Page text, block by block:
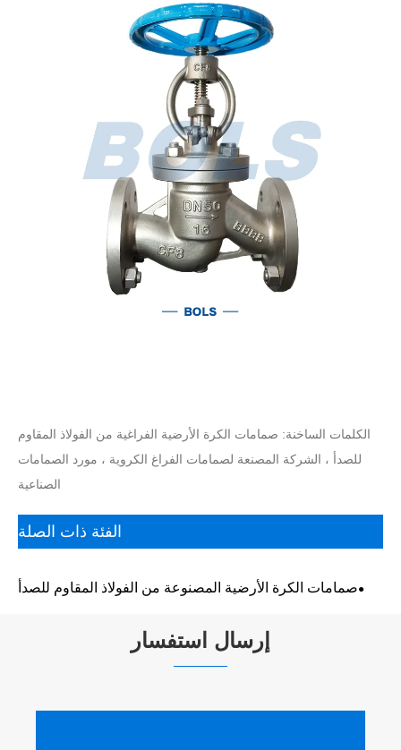
الكلمات الساخنة: صمامات الكرة الأرضية الفراغية من الفولاذ المقاوم
للصدأ ، الشركة المصنعة لصمامات الفراغ الكروية ، مورد الصمامات
الصناعية
الفئة ذات الصلة
صمامات الكرة الأرضية المصنوعة من الفولاذ المقاوم للصدأ
إرسال استفسار